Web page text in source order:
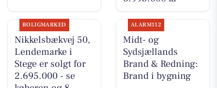
BOLIGMARKED
Nikkelsbækvej 50,
Lendemarke i
Stege er solgt for
2.695.000 - se
ALARM112
Midt- og
Sydsjællands
Brand & Redning:
Brand i bygning